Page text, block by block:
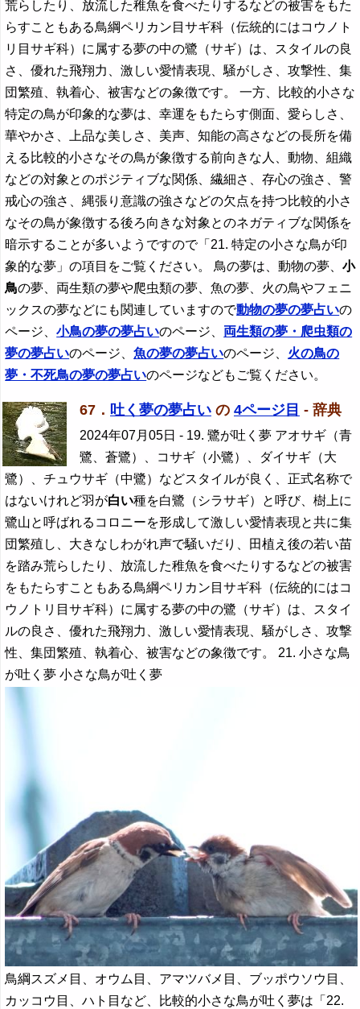
荒らしたり、放流した稚魚を食べたりするなどの被害をもた
らすこともある鳥綱ペリカン目サギ科（伝統的にはコウノト
リ目サギ科）に属する夢の中の鷺（サギ）は、スタイルの良
さ、優れた飛翔力、激しい愛情表現、騒がしさ、攻撃性、集
団繁殖、執着心、被害などの象徴です。 一方、比較的小さな
特定の鳥が印象的な夢は、幸運をもたらす側面、愛らしさ、
華やかさ、上品な美しさ、美声、知能の高さなどの長所を備
える比較的小さなその鳥が象徴する前向きな人、動物、組織
などの対象とのポジティブな関係、繊細さ、存心の強さ、警
戒心の強さ、縄張り意識の強さなどの欠点を持つ比較的小さ
なその鳥が象徴する後ろ向きな対象とのネガティブな関係を
暗示することが多いようですので「21. 特定の小さな鳥が印
象的な夢」の項目をご覧ください。 鳥の夢は、動物の夢、小
鳥の夢、両生類の夢や爬虫類の夢、魚の夢、火の鳥やフェニ
ックスの夢などにも関連していますので動物の夢の夢占いの
ページ、小鳥の夢の夢占いのページ、 両生類の夢・爬虫類の
夢の夢占いのページ、魚の夢の夢占いのページ、 火の鳥の
夢・不死鳥の夢の夢占いのページなどもご覧ください。
67． 吐く夢の夢占い の 4ページ目 - 辞典
2024年07月05日 - 19. 鷺が吐く夢 アオサギ（青
鷺、蒼鷺）、コサギ（小鷺）、ダイサギ（大
鷺）、チュウサギ（中鷺）などスタイルが良く、正式名称で
はないけれど羽が白い種を白鷺（シラサギ）と呼び、樹上に
鷺山と呼ばれるコロニーを形成して激しい愛情表現と共に集
団繁殖し、大きなしわがれ声で騒いだり、田植え後の若い苗
を踏み荒らしたり、放流した稚魚を食べたりするなどの被害
をもたらすこともある鳥綱ペリカン目サギ科（伝統的にはコ
ウノトリ目サギ科）に属する夢の中の鷺（サギ）は、スタイ
ルの良さ、優れた飛翔力、激しい愛情表現、騒がしさ、攻撃
性、集団繁殖、執着心、被害などの象徴です。 21. 小さな鳥
が吐く夢 小さな鳥が吐く夢
鳥綱スズメ目、オウム目、アマツバメ目、ブッポウソウ目、
カッコウ目、ハト目など、比較的小さな鳥が吐く夢は「22.